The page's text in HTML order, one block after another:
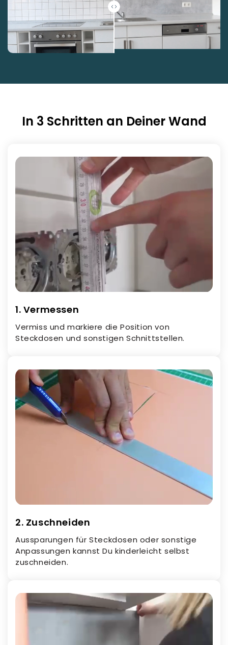
In 3 Schritten an Deiner Wand
1. Vermessen
Vermiss und markiere die Position von
Steckdosen und sonstigen Schnittstellen.
2. Zuschneiden
Aussparungen für Steckdosen oder sonstige
Anpassungen kannst Du kinderleicht selbst
zuschneiden.